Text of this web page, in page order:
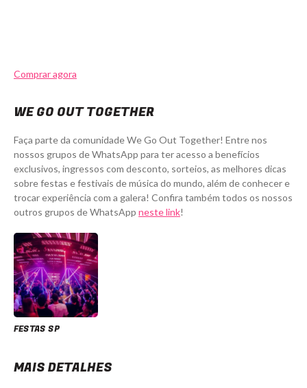
Comprar agora
WE GO OUT TOGETHER
Faça parte da comunidade We Go Out Together! Entre nos
nossos grupos de WhatsApp para ter acesso a benefícios
exclusivos, ingressos com desconto, sorteios, as melhores dicas
sobre festas e festivais de música do mundo, além de conhecer e
trocar experiência com a galera! Confira também todos os nossos
outros grupos de WhatsApp neste link!
FESTAS SP
MAIS DETALHES